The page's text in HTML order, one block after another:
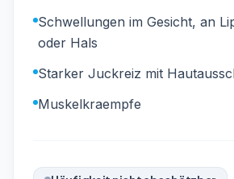
Schwellungen im Gesicht, an
oder Hals
Starker Juckreiz mit
Muskelkraempfe